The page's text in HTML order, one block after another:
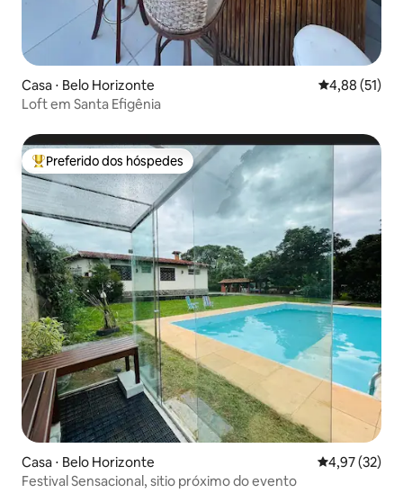
Casa ⋅ Belo Horizonte 4,88 de uma
4,88 (51)
Loft em Santa Efigênia
Entre os melhores preferidos dos hóspedes
Preferido dos hóspedes
Casa ⋅ Belo Horizonte 4,97 de uma
4,97 (32)
Festival Sensacional, sitio próximo do evento